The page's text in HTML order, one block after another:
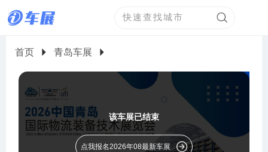
首页 青岛车展
该车展已结束
点我报名2026年08最新车展